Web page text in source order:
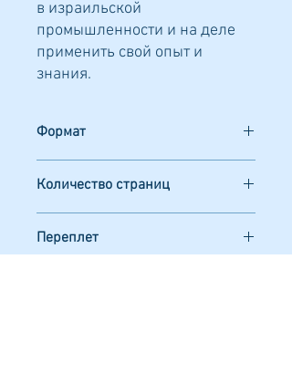
в израильской
промышленности и на деле
применить свой опыт и
знания.
Формат
Количество страниц
Переплет